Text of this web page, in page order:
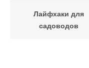
Лайфхаки для
садоводов